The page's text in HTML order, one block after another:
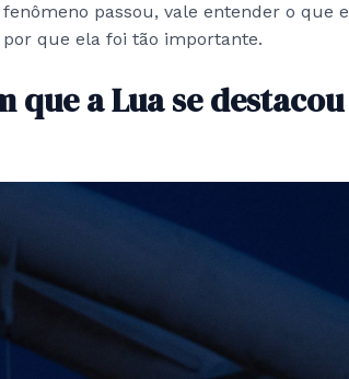
passou, vale entender o que
que ela foi tão importante.
que a Lua se